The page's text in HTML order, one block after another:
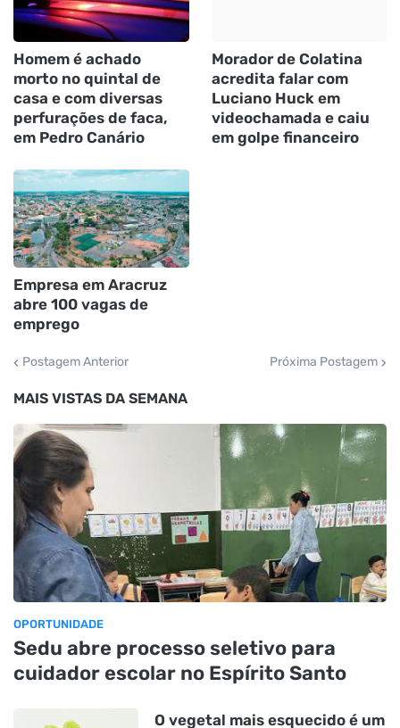
Homem é achado
morto no quintal de
casa e com diversas
perfurações de faca,
em Pedro Canário
Morador de Colatina
acredita falar com
Luciano Huck em
videochamada e caiu
em golpe financeiro
Empresa em Aracruz
abre 100 vagas de
emprego
Postagem Anterior Próxima Postagem
MAIS VISTAS DA SEMANA
OPORTUNIDADE
Sedu abre processo seletivo para
cuidador escolar no Espírito Santo
O vegetal mais esquecido é um